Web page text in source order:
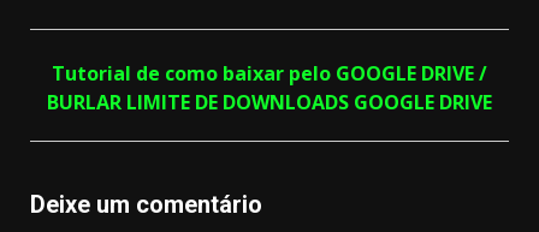
Tutorial de como baixar pelo GOOGLE DRIVE /
BURLAR LIMITE DE DOWNLOADS GOOGLE DRIVE
Deixe um comentário